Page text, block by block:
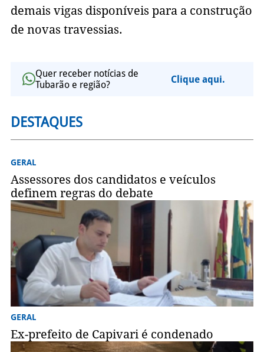
demais vigas disponíveis para a construção
de novas travessias.
Quer receber notícias de
Tubarão e região?
Clique aqui.
DESTAQUES
GERAL
Assessores dos candidatos e veículos
definem regras do debate
GERAL
Ex-prefeito de Capivari é condenado